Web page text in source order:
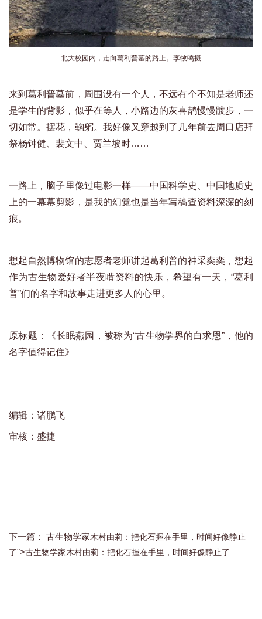
北大校园内，走向葛利普墓的路上。李牧鸣摄
来到葛利普墓前，周围没有一个人，不远有个不知是老师还
是学生的背影，似乎在等人，小路边的灰喜鹊慢慢踱步，一
切如常。摆花，鞠躬。我好像又穿越到了几年前去周口店拜
祭杨钟健、裴文中、贾兰坡时……
一路上，脑子里像过电影一样——中国科学史、中国地质史
上的一幕幕剪影，是我的幻觉也是当年写稿查资料深深的刻
痕。
想起自然博物馆的志愿者老师讲起葛利普的神采奕奕，想起
作为古生物爱好者半夜啃资料的快乐，希望有一天，“葛利
普”们的名字和故事走进更多人的心里。
原标题：《长眠燕园，被称为“古生物学界的白求恩”，他的
名字值得记住》
编辑：诸鹏飞
审核：盛捷
下一篇： 古生物学家木村由莉 ： 把化石握在手里 ， 时间好像静止
了">古生物学家木村由莉 ： 把化石握在手里 ， 时间好像静止了